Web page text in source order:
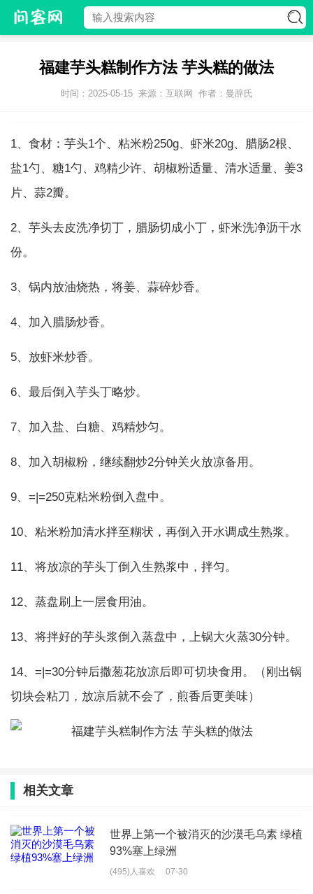
福建芋头糕制作方法 芋头糕的做法
时间：2025-05-15 来源：互联网 作者：曼辞氏
1、食材：芋头1个、粘米粉250g、虾米20g、腊肠2根、
盐1勺、糖1勺、鸡精少许、胡椒粉适量、清水适量、姜3
片、蒜2瓣。
2、芋头去皮洗净切丁，腊肠切成小丁，虾米洗净沥干水
份。
3、锅内放油烧热，将姜、蒜碎炒香。
4、加入腊肠炒香。
5、放虾米炒香。
6、最后倒入芋头丁略炒。
7、加入盐、白糖、鸡精炒匀。
8、加入胡椒粉，继续翻炒2分钟关火放凉备用。
9、=|=250克粘米粉倒入盘中。
10、粘米粉加清水拌至糊状，再倒入开水调成生熟浆。
11、将放凉的芋头丁倒入生熟浆中，拌匀。
12、蒸盘刷上一层食用油。
13、将拌好的芋头浆倒入蒸盘中，上锅大火蒸30分钟。
14、=|=30分钟后撒葱花放凉后即可切块食用。（刚出锅
切块会粘刀，放凉后就不会了，煎香后更美味）
相关文章
世界上第一个被消灭的沙漠毛乌素 绿植
93%塞上绿洲
(495)人喜欢 07-30